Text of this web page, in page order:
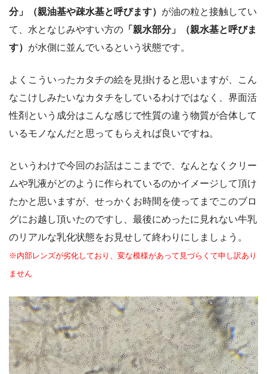
分」（親油基や疎水基と呼びます） が油の粒と接触してい
て、水となじみやすい方の 「親水部分」（親水基と呼びま
す） が水側に並んでいるという状態です。
よくこういったカタチの絵を見掛けると思いますが、こん
なこけしみたいなカタチをしているわけではなく、界面活
性剤という成分はこんな感じで性質の違う物質が合体して
いるモノなんだと思ってもらえれば良いですね。
というわけで今回のお話はここまでで、なんとなくクリー
ムや乳液がどのように作られているのかイメージして頂け
たかと思いますが、せっかくお時間を使ってまでこのブロ
グにお越し頂いたのですし、最後にめったに見れない牛乳
のリアルな乳化状態をお見せして終わりにしましょう。
※内部レンズが劣化しており、変な模様があって見づらくて申し訳あり
ません